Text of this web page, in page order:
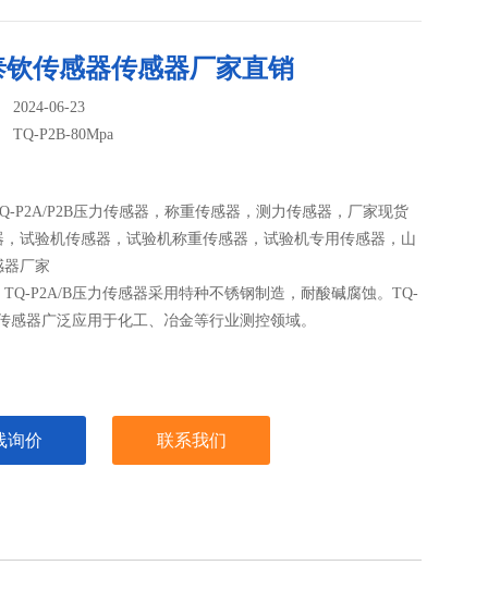
钦传感器传感器厂家直销
2024-06-23
TQ-P2B-80Mpa
P2A/P2B压力传感器，称重传感器，测力传感器，厂家现货
，试验机传感器，试验机称重传感器，试验机专用传感器，山
器厂家
TQ-P2A/B压力传感器采用特种不锈钢制造，耐酸碱腐蚀。TQ-
感器广泛应用于化工、冶金等行业测控领域。
询价 联系我们